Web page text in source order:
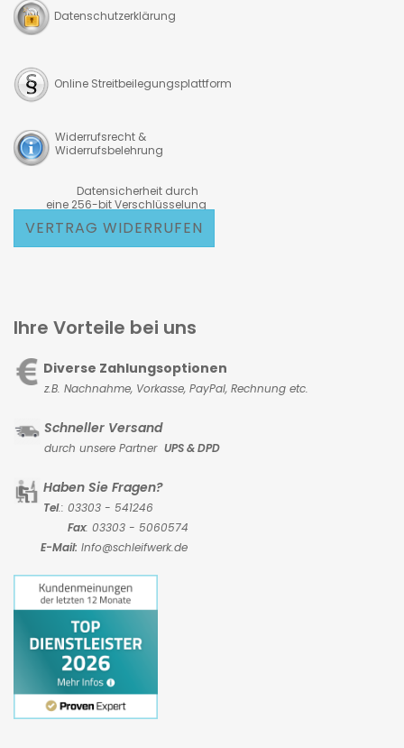
Datenschutzerklärung
Online Streitbeilegungsplattform
Widerrufsrecht &
Widerrufsbelehrung
Datensicherheit durch
eine 256-bit Verschlüsselung
VERTRAG WIDERRUFEN
Ihre Vorteile bei uns
Diverse Zahlungsoptionen
z.B. Nachnahme, Vorkasse, PayPal, Rechnung etc.
Schneller Versand
durch unsere Partner UPS & DPD
Haben Sie Fragen?
Tel.: 03303 - 541246
Fax: 03303 - 5060574
E-Mail: Info@schleifwerk.de